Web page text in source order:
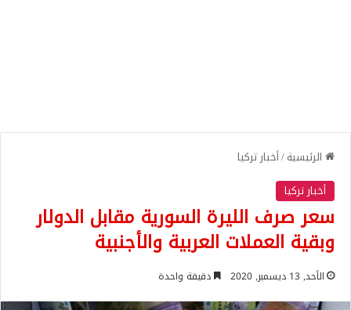
الرئيسية/أخبار تركيا
أخبار تركيا
سعر صرف الليرة السورية مقابل الدولار
وبقية العملات العربية والأجنبية
الأحد, 13 ديسمبر, 2020 دقيقة واحدة